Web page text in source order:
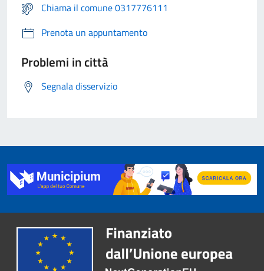
Chiama il comune 0317776111
Prenota un appuntamento
Problemi in città
Segnala disservizio